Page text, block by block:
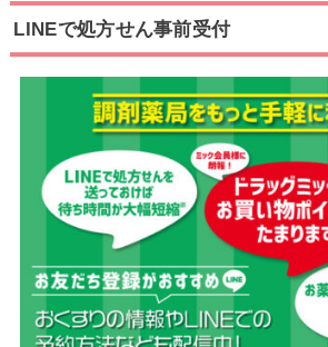
LINEで処方せん事前受付